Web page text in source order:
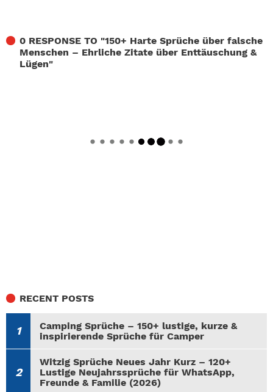
0 RESPONSE TO "150+ Harte Sprüche über falsche
Menschen – Ehrliche Zitate über Enttäuschung &
Lügen"
RECENT POSTS
Camping Sprüche – 150+ lustige, kurze &
inspirierende Sprüche für Camper
Witzig Sprüche Neues Jahr Kurz – 120+
Lustige Neujahrssprüche für WhatsApp,
Freunde & Familie (2026)